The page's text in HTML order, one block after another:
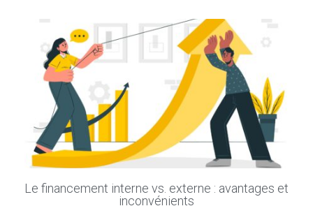
Le financement interne vs. externe : avantages et
inconvénients